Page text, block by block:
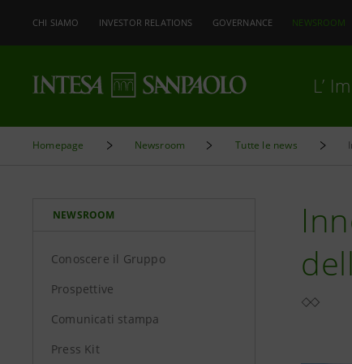
CHI SIAMO INVESTOR RELATIONS GOVERNANCE NEWSROOM
L’
Homepage Newsroom Tutte le news
NEWSROOM
Conoscere il Gruppo
Prospettive
Comunicati stampa
Press Kit